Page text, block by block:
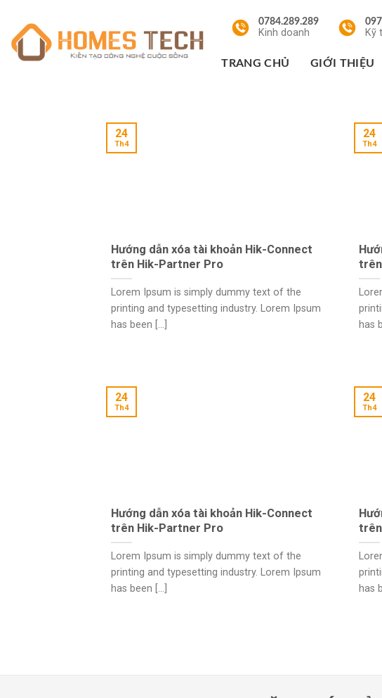
nội
dung
0784.289.289
Kinh doanh Kỹ
TRANG CHỦ GIỚI THIỆU
Hướng dẫn xóa tài khoản Hik-Connect
trên Hik-Partner Pro
Lorem Ipsum is simply dummy text of the
printing and typesetting industry. Lorem Ipsum
has been [...]
24
Th4
has
24
Th4
Hướng dẫn xóa tài khoản Hik-Connect
trên Hik-Partner Pro
Lorem Ipsum is simply dummy text of the
printing and typesetting industry. Lorem Ipsum
has been [...]
24
Th4
has
24
Th4